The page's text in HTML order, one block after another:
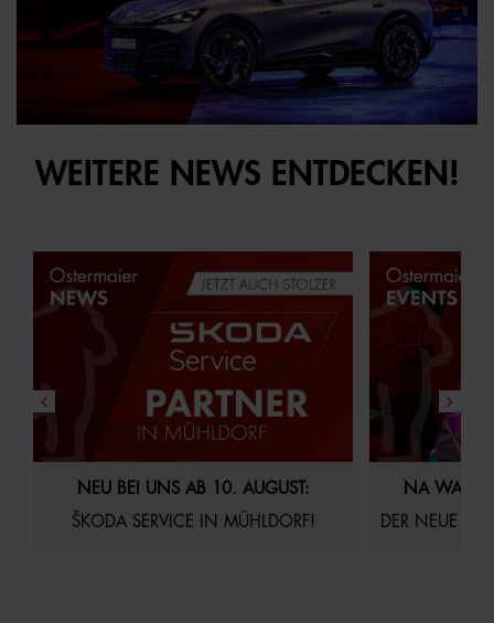
WEITERE NEWS ENTDECKEN!
29.07.2026 Aktuelles Startseite
NEU BEI UNS AB 10. AUGUST:
ŠKODA SERVICE IN MÜHLDORF!
21.07.2026
NA WAS
DER NEUE AUDI